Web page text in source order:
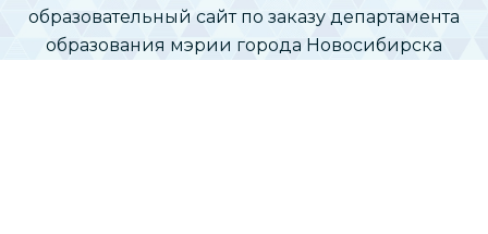
образовательный сайт по заказу департамента
образования мэрии города Новосибирска